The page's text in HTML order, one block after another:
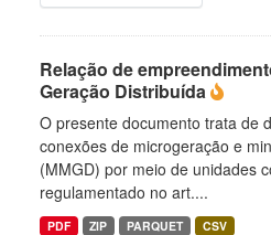
Relação de
Geração Distribuída
O presente documento trata de
conexões de microgeração e
(MMGD) por meio de unidades
regulamentado no art....
PDF ZIP PARQUET CSV